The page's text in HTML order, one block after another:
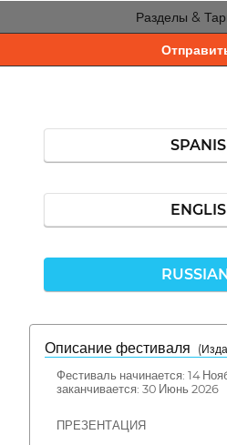
Разделы &
Описание фестиваля
(
Фестиваль начинается: 14
заканчивается: 30 Июнь 2026
ПРЕЗЕНТАЦИЯ